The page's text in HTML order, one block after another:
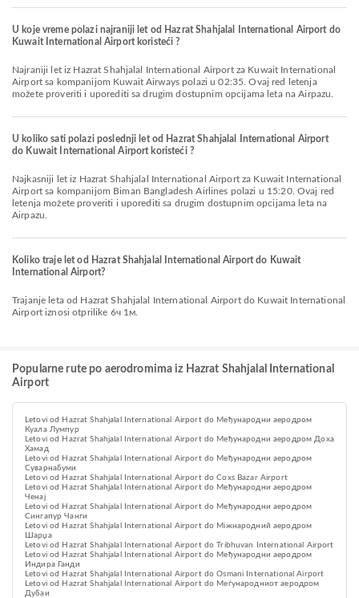
U koje vreme polazi najraniji let od Hazrat Shahjalal International Airport do
Kuwait International Airport koristeći ?
Najraniji let iz Hazrat Shahjalal International Airport za Kuwait International
Airport sa kompanijom Kuwait Airways polazi u 02:35. Ovaj red letenja
možete proveriti i uporediti sa drugim dostupnim opcijama leta na Airpazu.
U koliko sati polazi poslednji let od Hazrat Shahjalal International Airport
do Kuwait International Airport koristeći ?
Najkasniji let iz Hazrat Shahjalal International Airport za Kuwait International
Airport sa kompanijom Biman Bangladesh Airlines polazi u 15:20. Ovaj red
letenja možete proveriti i uporediti sa drugim dostupnim opcijama leta na
Airpazu.
Koliko traje let od Hazrat Shahjalal International Airport do Kuwait
International Airport?
Trajanje leta od Hazrat Shahjalal International Airport do Kuwait International
Airport iznosi otprilike 6ч 1м.
Popularne rute po aerodromima iz Hazrat Shahjalal International
Airport
Letovi od Hazrat Shahjalal International Airport do Међународни аеродром
Куала Лумпур
Letovi od Hazrat Shahjalal International Airport do Међународни аеродром Доха
Хамад
Letovi od Hazrat Shahjalal International Airport do Међународни аеродром
Суварнабуми
Letovi od Hazrat Shahjalal International Airport do Coxs Bazar Airport
Letovi od Hazrat Shahjalal International Airport do Међународни аеродром
Ченај
Letovi od Hazrat Shahjalal International Airport do Међународни аеродром
Сингапур Чанги
Letovi od Hazrat Shahjalal International Airport do Міжнародний аеродром
Шарџа
Letovi od Hazrat Shahjalal International Airport do Tribhuvan International Airport
Letovi od Hazrat Shahjalal International Airport do Међународни аеродром
Индира Ганди
Letovi od Hazrat Shahjalal International Airport do Osmani International Airport
Letovi od Hazrat Shahjalal International Airport do Меѓународниот аеродром
Дубаи